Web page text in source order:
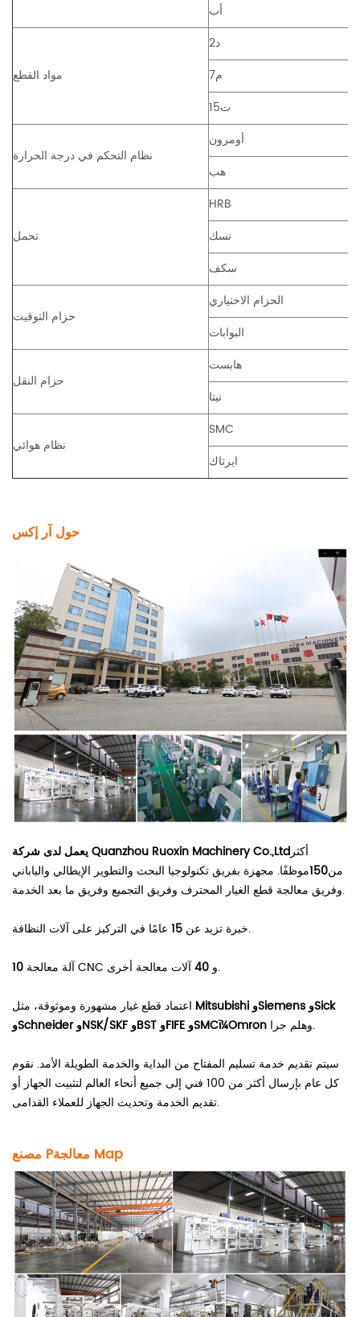
أب
مواد القطع
د2
م7
ت15
نظام التحكم في درجة الحرارة
أومرون
هب
تحمل
HRB
نسك
سكف
حزام التوقيت
الحزام الاختياري
البوابات
حزام النقل
هابست
نيتا
نظام هوائي
SMC
ايرتاك
حول آر إكس
يعمل لدى شركة Quanzhou Ruoxin Machinery Co.,Ltdأكثر
من150موظفًا. مجهزة بفريق تكنولوجيا البحث والتطوير الإيطالي والياباني
وفريق معالجة قطع الغيار المحترف وفريق التجميع وفريق ما بعد الخدمة.
خبرة تزيد عن 15 عامًا في التركيز على آلات النظافة.
10 آلة معالجة CNC و 40 آلات معالجة أخرى.
Mitsubishi وSiemens وSick
وSchneider وNSK/SKF وBST وFIFE وSMCï¼Omron
وهلم جرا.
سيتم تقديم خدمة تسليم المفتاح من البداية والخدمة الطويلة الأمد. نقوم
كل عام بإرسال أكثر من 100 فني إلى جميع أنحاء العالم لتثبيت الجهاز أو
تقديم الخدمة وتحديث الجهاز للعملاء القدامى.
مصنع Pمعالجة Map